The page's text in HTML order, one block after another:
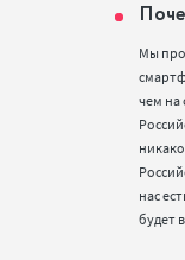
Мы
чем
нас
будет